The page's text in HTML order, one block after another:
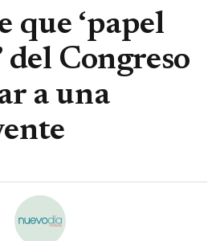
que ‘papel
del Congreso
a una